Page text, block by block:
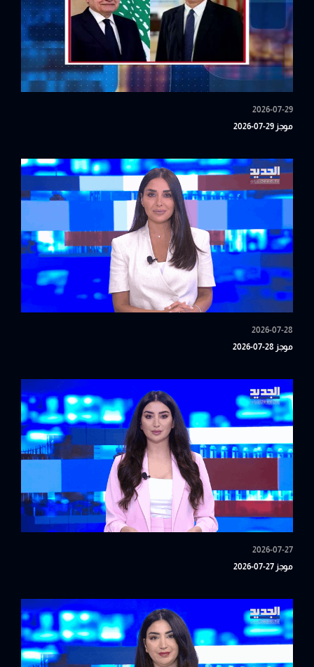
2026-07-29
موجز 29-07-2026
2026-07-28
موجز 28-07-2026
2026-07-27
موجز 27-07-2026